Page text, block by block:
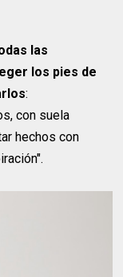
las
los pies de
:
con suela
hechos con